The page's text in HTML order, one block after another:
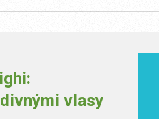
vlasy